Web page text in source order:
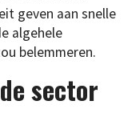
geven aan snelle
algehele
belemmeren.
sector